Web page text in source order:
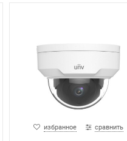
избранное сравнить